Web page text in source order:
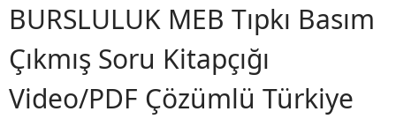
BURSLULUK MEB Tıpkı Basım
Çıkmış Soru Kitapçığı
Video/PDF Çözümlü Türkiye